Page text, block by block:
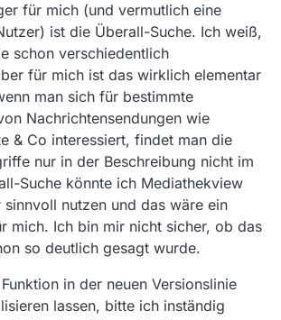
für mich (und vermutlich eine
ist die Überall-Suche. Ich weiß,
schon verschiedentlich
für mich ist das wirklich elementar
man sich für bestimmte
Nachrichtensendungen wie
& Co interessiert, findet man die
nur in der Beschreibung nicht im
Suche könnte ich Mediathekview
nutzen und das wäre ein
mich. Ich bin mir nicht sicher, ob das
so deutlich gesagt wurde.
in der neuen Versionslinie
lassen, bitte ich inständig